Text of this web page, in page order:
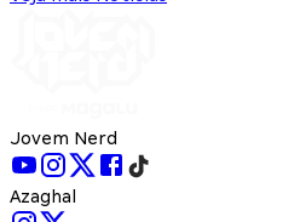
Jovem Nerd
Azaghal